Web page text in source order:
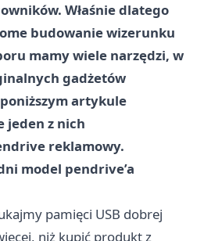
Właśnie dlatego
budowanie wizerunku
mamy wiele narzędzi, w
gadżetów
artykule
jeden z nich
reklamowy.
model pendrive’a
pamięci USB dobrej
niż kupić produkt z